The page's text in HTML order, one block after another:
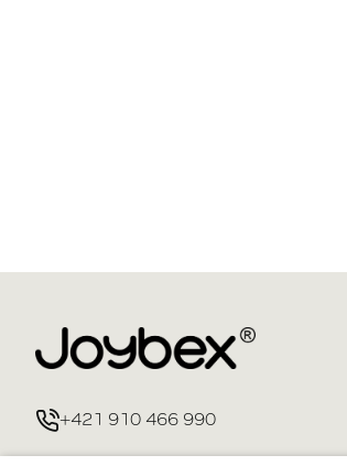
+421 910 466 990